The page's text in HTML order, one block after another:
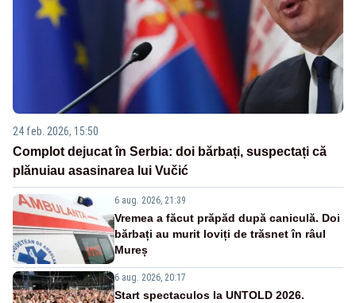
24 feb. 2026, 15:50
Complot dejucat în Serbia: doi bărbați, suspectați că
plănuiau asasinarea lui Vučić
6 aug. 2026, 21:39
Vremea a făcut prăpăd după caniculă. Doi
bărbați au murit loviți de trăsnet în râul
Mureș
6 aug. 2026, 20:17
Start spectaculos la UNTOLD 2026.